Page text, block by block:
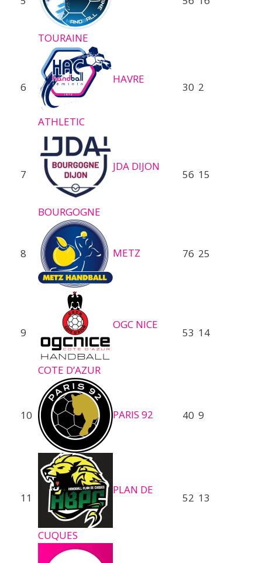
TOURAINE
6
HAVRE
ATHLETIC
30 2
7
JDA DIJON
BOURGOGNE
56 15
8 METZ 76 25
9
OGC NICE
COTE D’AZUR
53 14
10 PARIS 92 40 9
11
PLAN DE
CUQUES
52 13